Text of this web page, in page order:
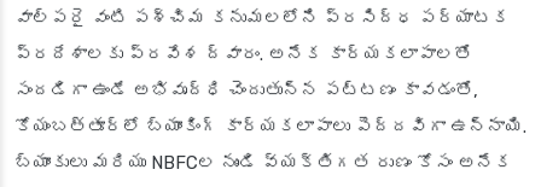
వాల్పరై వంటి పశ్చిమ కనుమలలోని ప్రసిద్ధ పర్యాటక
ప్రదేశాలకు ప్రవేశ ద్వారం. అనేక కార్యకలాపాలతో
సందడిగా ఉండే అభివృద్ధి చెందుతున్న పట్టణం కావడంతో,
కోయంబత్తూర్‌లో బ్యాంకింగ్ కార్యకలాపాలు పెద్దవిగా ఉన్నాయి.
బ్యాంకులు మరియు NBFCల నుండి వ్యక్తిగత రుణం కోసం అనేక